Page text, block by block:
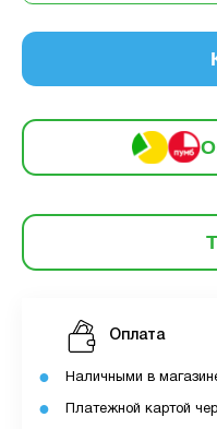
Оплата
Наличными в
Платежной картой